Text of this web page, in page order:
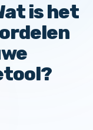
is het